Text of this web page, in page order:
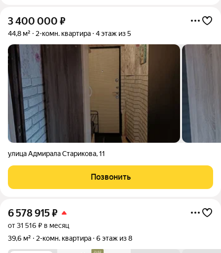
3 400 000 ₽
44,8 м² 2-комн. квартира 4 этаж из 5
улица Адмирала Старикова,11
Позвонить
6 578 915₽
от 31 516 ₽ в месяц
39,6 м²
2-комн. квартира 6 этаж из 8